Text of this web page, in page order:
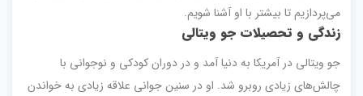
می‌پردازیم تا بیشتر با او آشنا شویم.
زندگی و تحصیلات جو ویتالی
جو ویتالی در آمریکا به دنیا آمد و در دوران کودکی و نوجوانی با
چالش‌های زیادی روبرو شد. او در سنین جوانی علاقه زیادی به خواندن